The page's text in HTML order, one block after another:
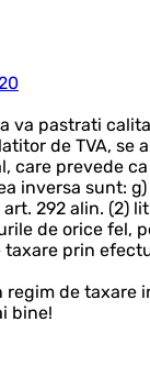
va pastrati
de TVA, se
care prevede
inversa sunt:
292 alin. (2)
de orice fel,
taxare prin
regim de taxare
bine!